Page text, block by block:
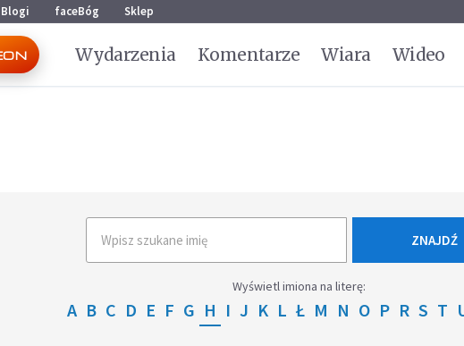
Blogi faceBóg Sklep
Wydarzenia Komentarze Wiara Wideo
ZNAJDŹ
Wyświetl imiona na literę:
A B C D E F G H I J K L Ł M N O P R S T